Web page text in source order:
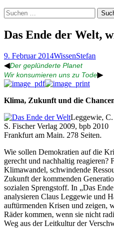
Suchen
nach:
Das Ende der Welt,
9. Februar 2014WissenStefan
◀Der geplünderte Planet
Wir konsumieren uns zu Tode▶
Klima, Zukunft und die
Leggewie,
S. Fischer Verlag 2009, bpb 2010
Frankfurt am Main. 278 Seiten.
Wie sollen Demokratien auf die
gerecht und nachhaltig reagieren?
Klimawandel, schwindende
Zukunft der kommenden
sozialen Sprengstoff. In „Das
analysieren Claus Leggewie und
auftürmenden Krisen und zeigen,
Räder kommen, wenn sie nicht
Weg aus der Leitkultur der